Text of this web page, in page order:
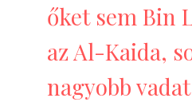
őket sem Bin
az Al-Kaida,
nagyobb